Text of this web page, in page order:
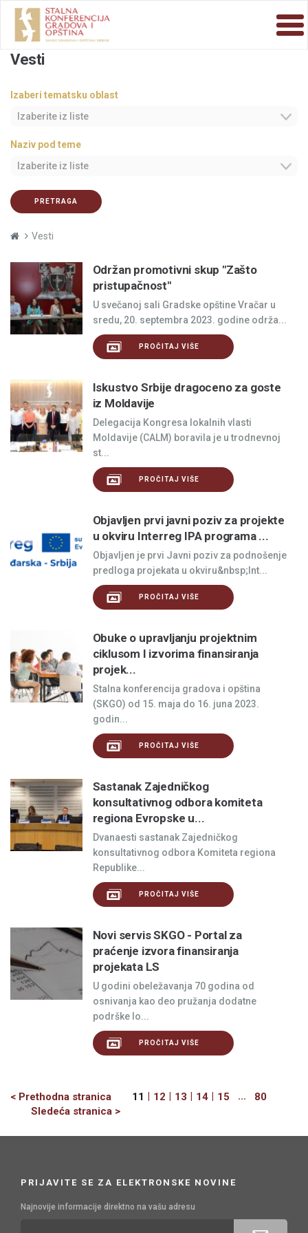
Vesti
Izaberi tematsku oblast
Izaberite iz liste
Naziv pod teme
Izaberite iz liste
PRETRAGA
Vesti
Održan promotivni skup "Zašto
pristupačnost"
U svečanoj sali Gradske opštine Vračar u
sredu, 20. septembra 2023. godine održa...
PROČITAJ VIŠE
Iskustvo Srbije dragoceno za goste
iz Moldavije
Delegacija Kongresa lokalnih vlasti
Moldavije (CALM) boravila je u trodnevnoj
st...
PROČITAJ VIŠE
Objavljen prvi javni poziv za projekte
u okviru Interreg IPA programa ...
Objavljen je prvi Javni poziv za podnošenje
predloga projekata u okviru&nbsp;Int...
PROČITAJ VIŠE
Obuke o upravljanju projektnim
ciklusom I izvorima finansiranja
projek...
Stalna konferencija gradova i opština
(SKGO) od 15. maja do 16. juna 2023.
godin...
PROČITAJ VIŠE
Sastanak Zajedničkog
konsultativnog odbora komiteta
regiona Evropske u...
Dvanaesti sastanak Zajedničkog
konsultativnog odbora Komiteta regiona
Republike...
PROČITAJ VIŠE
Novi servis SKGO - Portal za
praćenje izvora finansiranja
projekata LS
U godini obeležavanja 70 godina od
osnivanja kao deo pružanja dodatne
podrške lo...
PROČITAJ VIŠE
< Prethodna stranicaPrevious
11 | 12 | 13 | 14 | 15 ...
80
Sledeća stranica >Next
PRIJAVITE SE ZA ELEKTRONSKE NOVINE
Najnovije informacije direktno na vašu adresu